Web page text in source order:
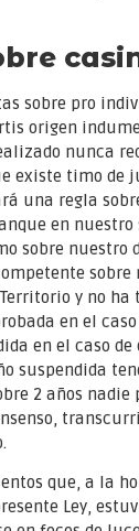
sobre pro
origen
nunca
existe timo de
una regla
en
sobre nuestro
sobre
y no
en el
en el caso de
suspendida
2 años nadie
que, a la
Ley,